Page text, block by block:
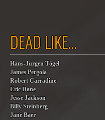
DEAD LIKE…
Hans-Jürgen Tögel
James Pergola
Robert Carradine
Eric Dane
Jesse Jackson
Billy Steinberg
Jane Baer